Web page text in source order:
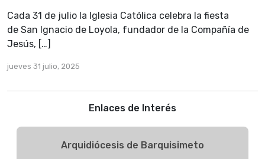
Cada 31 de julio la Iglesia Católica celebra la fiesta
de San Ignacio de Loyola, fundador de la Compañía de
Jesús, […]
jueves 31 julio, 2025
Enlaces de Interés
Arquidiócesis de Barquisimeto